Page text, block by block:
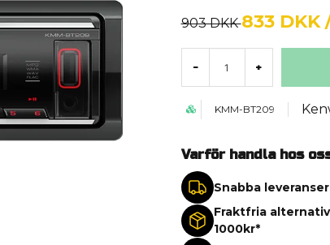
903 DKK833 DKK
- +
KMM-BT209
Varför handla hos
Snabba leveranser
Fraktfria
1000kr*